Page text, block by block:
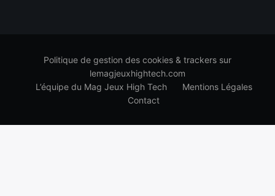
Politique de gestion des cookies & trackers sur
lemagjeuxhightech.com
L’équipe du Mag Jeux High Tech
Mentions Légales
Contact